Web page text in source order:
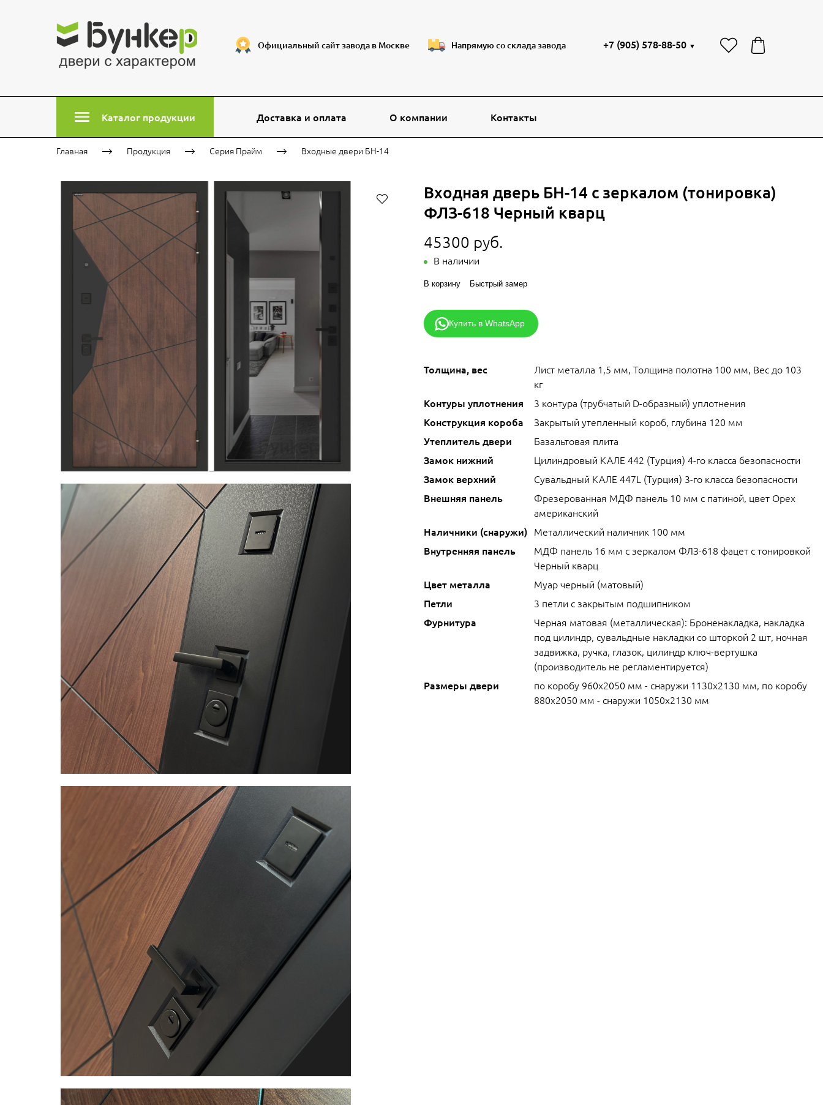
Официальный сайт завода в Москве Напрямую со склада завода +7 (905) 578-88-50 ▼
Каталог продукции Доставка и оплата О компании Контакты
Главная Продукция Серия Прайм Входные двери БН-14
Входная дверь БН-14 с зеркалом (тонировка)
ФЛЗ-618 Черный кварц
45300 руб.
В наличии
В корзину Быстрый замер
Купить в WhatsApp
Толщина, вес
Лист металла 1,5 мм, Толщина полотна 100 мм, Вес до 103
кг
Контуры уплотнения
3 контура (трубчатый D-образный) уплотнения
Конструкция короба
Закрытый утепленный короб, глубина 120 мм
Утеплитель двери
Базальтовая плита
Замок нижний
Цилиндровый КАЛЕ 442 (Турция) 4-го класса безопасности
Замок верхний
Сувальдный КАЛЕ 447L (Турция) 3-го класса безопасности
Внешняя панель
Фрезерованная МДФ панель 10 мм с патиной, цвет Орех
американский
Наличники (снаружи) Металлический наличник 100 мм
Внутренняя панель
МДФ панель 16 мм с зеркалом ФЛЗ-618 фацет с тонировкой
Черный кварц
Цвет металла
Муар черный (матовый)
Петли
3 петли с закрытым подшипником
Фурнитура
Черная матовая (металлическая): Броненакладка, накладка
под цилиндр, сувальдные накладки со шторкой 2 шт, ночная
задвижка, ручка, глазок, цилиндр ключ-вертушка
(производитель не регламентируется)
Размеры двери
по коробу 960х2050 мм - снаружи 1130х2130 мм, по коробу
880х2050 мм - снаружи 1050х2130 мм